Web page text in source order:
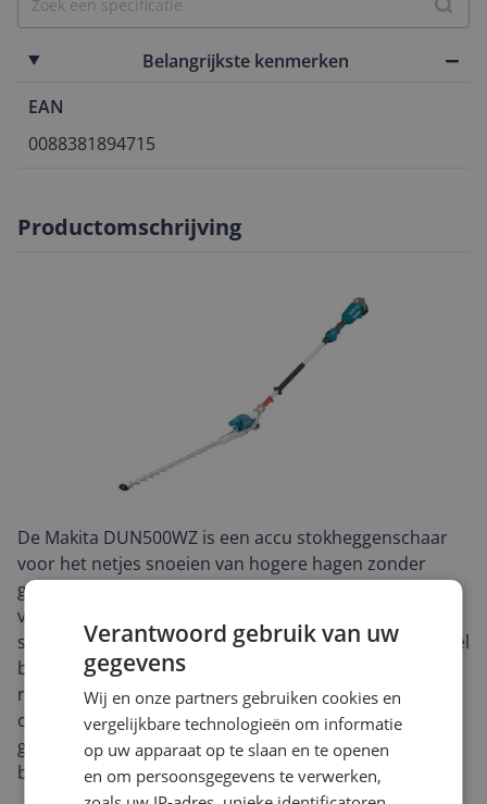
Belangrijkste kenmerken
EAN
0088381894715
Productomschrijving
De Makita DUN500WZ is een accu stokheggenschaar
voor het netjes snoeien van hogere hagen zonder
gedoe met een snoer. Met een totale productlengte
van 50 cm en een werkhoogte die door de
stokconstructie aanzienlijk wordt vergroot, is dit model
bedoeld voor onderhoud op plekken waar een
reguliere heggenschaar minder goed bij kan. De
compacte zaagbladlengte van 50 cm maakt hem
geschikt voor strak en gecontroleerd werken langs
bovenkanten en zijkanten van heggen.
Verantwoord gebruik van uw
gegevens
Wij en onze partners gebruiken cookies en
vergelijkbare technologieën om informatie
op uw apparaat op te slaan en te openen
en om persoonsgegevens te verwerken,